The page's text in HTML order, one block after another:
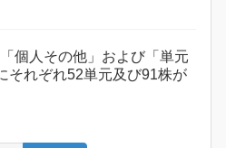
個人その他」および「単元
それぞれ52単元及び91株が